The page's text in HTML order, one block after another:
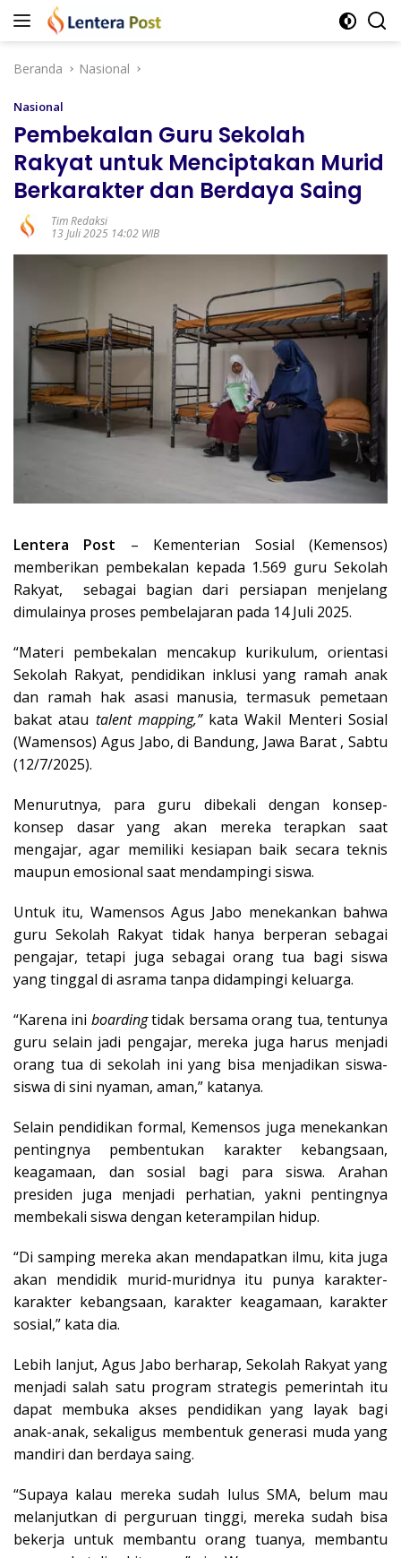
Langsung
Beranda
Nasional
Nasional
Pembekalan Guru Sekolah
Rakyat untuk Menciptakan Murid
Berkarakter dan Berdaya Saing
Tim Redaksi
13 Juli 2025 14:02 WIB
Lentera Post – Kementerian Sosial (Kemensos)
memberikan pembekalan kepada 1.569 guru Sekolah
Rakyat, sebagai bagian dari persiapan menjelang
dimulainya proses pembelajaran pada 14 Juli 2025.
“Materi pembekalan mencakup kurikulum, orientasi
Sekolah Rakyat, pendidikan inklusi yang ramah anak
dan ramah hak asasi manusia, termasuk pemetaan
bakat atau talent mapping,”kata Wakil Menteri Sosial
(Wamensos) Agus Jabo, di Bandung, Jawa Barat , Sabtu
(12/7/2025).
Menurutnya, para guru dibekali dengan konsep-
konsep dasar yang akan mereka terapkan saat
mengajar, agar memiliki kesiapan baik secara teknis
maupun emosional saat mendampingi siswa.
Untuk itu, Wamensos Agus Jabo menekankan bahwa
guru Sekolah Rakyat tidak hanya berperan sebagai
pengajar, tetapi juga sebagai orang tua bagi siswa
yang tinggal di asrama tanpa didampingi keluarga.
“Karena ini boardingtidak bersama orang tua, tentunya
guru selain jadi pengajar, mereka juga harus menjadi
orang tua di sekolah ini yang bisa menjadikan siswa-
siswa di sini nyaman, aman,” katanya.
Selain pendidikan formal, Kemensos juga menekankan
pentingnya pembentukan karakter kebangsaan,
keagamaan, dan sosial bagi para siswa. Arahan
presiden juga menjadi perhatian, yakni pentingnya
membekali siswa dengan keterampilan hidup.
“Di samping mereka akan mendapatkan ilmu, kita juga
akan mendidik murid-muridnya itu punya karakter-
karakter kebangsaan, karakter keagamaan, karakter
sosial,” kata dia.
Lebih lanjut, Agus Jabo berharap, Sekolah Rakyat yang
menjadi salah satu program strategis pemerintah itu
dapat membuka akses pendidikan yang layak bagi
anak-anak, sekaligus membentuk generasi muda yang
mandiri dan berdaya saing.
“Supaya kalau mereka sudah lulus SMA, belum mau
melanjutkan di perguruan tinggi, mereka sudah bisa
bekerja untuk membantu orang tuanya, membantu